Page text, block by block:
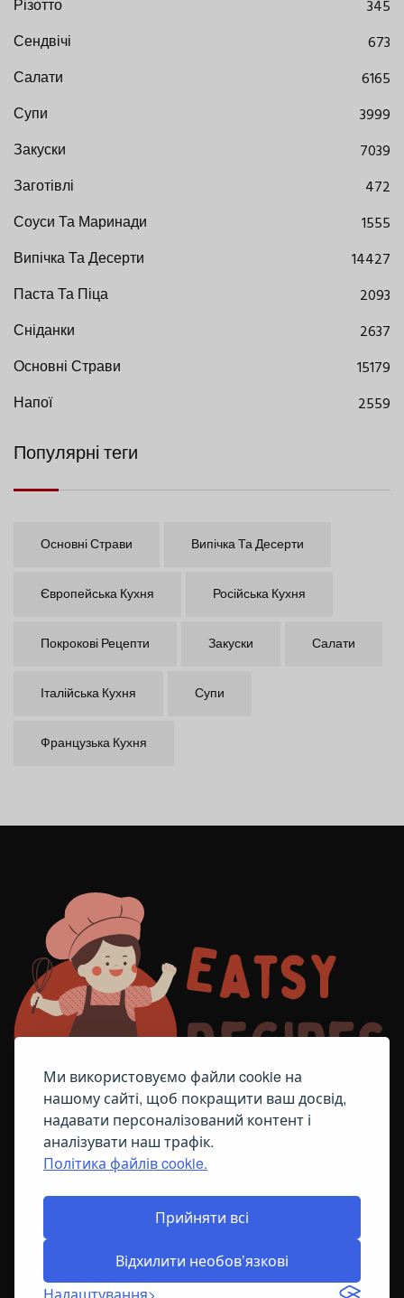
Ми використовуємо файли cookie на
нашому сайті, щоб покращити ваш досвід,
надавати персоналізований контент і
аналізувати наш трафік.
Політика файлів cookie.
Прийняти всі
Відхилити необов’язкові
Різотто
345
Сендвічі
673
Салати
6165
Супи
3999
Закуски
7039
Заготівлі
472
Соуси Та Маринади
1555
Випічка Та Десерти
14427
Паста Та Піца
2093
Сніданки
2637
Основні Страви
15179
Напої
2559
Популярні теги
Основні Страви Випічка Та Десерти
Європейська Кухня Російська Кухня
Покрокові Рецепти Закуски Салати
Італійська Кухня Супи
Французька Кухня
ПОЛІТИКА ЩОДО ФАЙЛІВ COOKIE
© All Right Reserved2026